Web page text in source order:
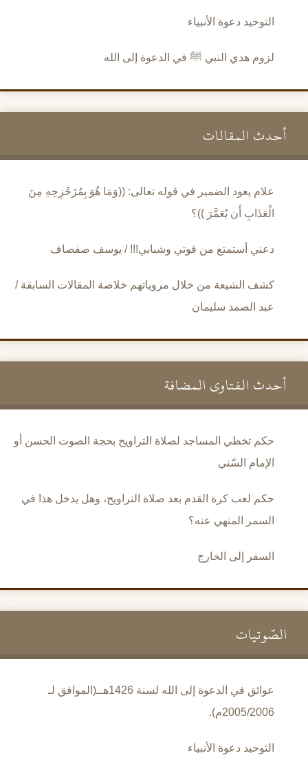
التوحيد دعوة الأنبياء
لزوم هدي النبي ﷺ في الدعوة إلى الله
أحدث المقالات
علام يعود الضمير في قوله تعالى: ((وَمَا هُوَ بِمُزَحْزِحِهِ مِنَ
الْعَذَابِ أَن يُعَمَّرَ ))؟
دعني أستمتع من قوتي وشبابي!!! / يوسف صفصاف
كشف الشيعة من خلال مروياتهم خلاصة المقالات السابقة /
عبد الصمد سليمان
أحدث الفتاوى المضافة
حكم تخطي المساجد لصلاة التراويح بحجة الصوت الحسن أو
الإمام السّني
حكم لعب كرة القدم بعد صلاة التراويح، وهل يدخل هذا في
السمر المنهي عنه؟
السفر إلى الخارج
الصَّوتيات
عوائق في الدعوة إلى الله لسنة 1426هــ(الموافق لـ
2005/2006م).
التوحيد دعوة الأنبياء